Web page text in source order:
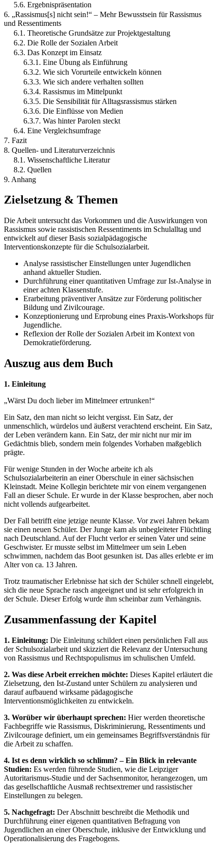
5.6. Ergebnispräsentation
6. „Rassismus[s] nicht sein!“ – Mehr Bewusstsein für Rassismus
und Ressentiments
6.1. Theoretische Grundsätze zur Projektgestaltung
6.2. Die Rolle der Sozialen Arbeit
6.3. Das Konzept im Einsatz
6.3.1. Eine Übung als Einführung
6.3.2. Wie sich Vorurteile entwickeln können
6.3.3. Wie sich andere verhalten sollten
6.3.4. Rassismus im Mittelpunkt
6.3.5. Die Sensibilität für Alltagsrassismus stärken
6.3.6. Die Einflüsse von Medien
6.3.7. Was hinter Parolen steckt
6.4. Eine Vergleichsumfrage
7. Fazit
8. Quellen- und Literaturverzeichnis
8.1. Wissenschaftliche Literatur
8.2. Quellen
9. Anhang
Zielsetzung & Themen
Die Arbeit untersucht das Vorkommen und die Auswirkungen von
Rassismus sowie rassistischen Ressentiments im Schulalltag und
entwickelt auf dieser Basis sozialpädagogische
Interventionskonzepte für die Schulsozialarbeit.
Analyse rassistischer Einstellungen unter Jugendlichen
anhand aktueller Studien.
Durchführung einer quantitativen Umfrage zur Ist-Analyse in
einer achten Klassenstufe.
Erarbeitung präventiver Ansätze zur Förderung politischer
Bildung und Zivilcourage.
Konzeptionierung und Erprobung eines Praxis-Workshops für
Jugendliche.
Reflexion der Rolle der Sozialen Arbeit im Kontext von
Demokratieförderung.
Auszug aus dem Buch
1. Einleitung
„Wärst Du doch lieber im Mittelmeer ertrunken!“
Ein Satz, den man nicht so leicht vergisst. Ein Satz, der
unmenschlich, würdelos und äußerst verachtend erscheint. Ein Satz,
der Leben verändern kann. Ein Satz, der mir nicht nur mir im
Gedächtnis blieb, sondern mein folgendes Vorhaben maßgeblich
prägte.
Für wenige Stunden in der Woche arbeite ich als
Schulsozialarbeiterin an einer Oberschule in einer sächsischen
Kleinstadt. Meine Kollegin berichtete mir von einem vergangenen
Fall an dieser Schule. Er wurde in der Klasse besprochen, aber noch
nicht vollends aufgearbeitet.
Der Fall betrifft eine jetzige neunte Klasse. Vor zwei Jahren bekam
sie einen neuen Schüler. Der Junge kam als unbegleiteter Flüchtling
nach Deutschland. Auf der Flucht verlor er seinen Vater und seine
Geschwister. Er musste selbst im Mittelmeer um sein Leben
schwimmen, nachdem das Boot gesunken ist. Das alles erlebte er im
Alter von ca. 13 Jahren.
Trotz traumatischer Erlebnisse hat sich der Schüler schnell eingelebt,
sich die neue Sprache rasch angeeignet und ist sehr erfolgreich in
der Schule. Dieser Erfolg wurde ihm scheinbar zum Verhängnis.
Zusammenfassung der Kapitel
1. Einleitung: Die Einleitung schildert einen persönlichen Fall aus
der Schulsozialarbeit und skizziert die Relevanz der Untersuchung
von Rassismus und Rechtspopulismus im schulischen Umfeld.
2. Was diese Arbeit erreichen möchte: Dieses Kapitel erläutert die
Zielsetzung, den Ist-Zustand unter Schülern zu analysieren und
darauf aufbauend wirksame pädagogische
Interventionsmöglichkeiten zu entwickeln.
3. Worüber wir überhaupt sprechen: Hier werden theoretische
Fachbegriffe wie Rassismus, Diskriminierung, Ressentiments und
Zivilcourage definiert, um ein gemeinsames Begriffsverständnis für
die Arbeit zu schaffen.
4. Ist es denn wirklich so schlimm? – Ein Blick in relevante
Studien: Es werden führende Studien, wie die Leipziger
Autoritarismus-Studie und der Sachsenmonitor, herangezogen, um
das gesellschaftliche Ausmaß rechtsextremer und rassistischer
Einstellungen zu belegen.
5. Nachgefragt: Der Abschnitt beschreibt die Methodik und
Durchführung einer eigenen quantitativen Befragung von
Jugendlichen an einer Oberschule, inklusive der Entwicklung und
Operationalisierung des Fragebogens.